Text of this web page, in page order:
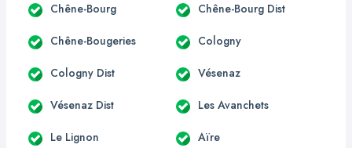
Chêne-Bourg Chêne-Bourg Dist
Chêne-Bougeries Cologny
Cologny Dist Vésenaz
Vésenaz Dist Les Avanchets
Le Lignon Aïre